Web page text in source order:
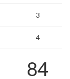
3
4